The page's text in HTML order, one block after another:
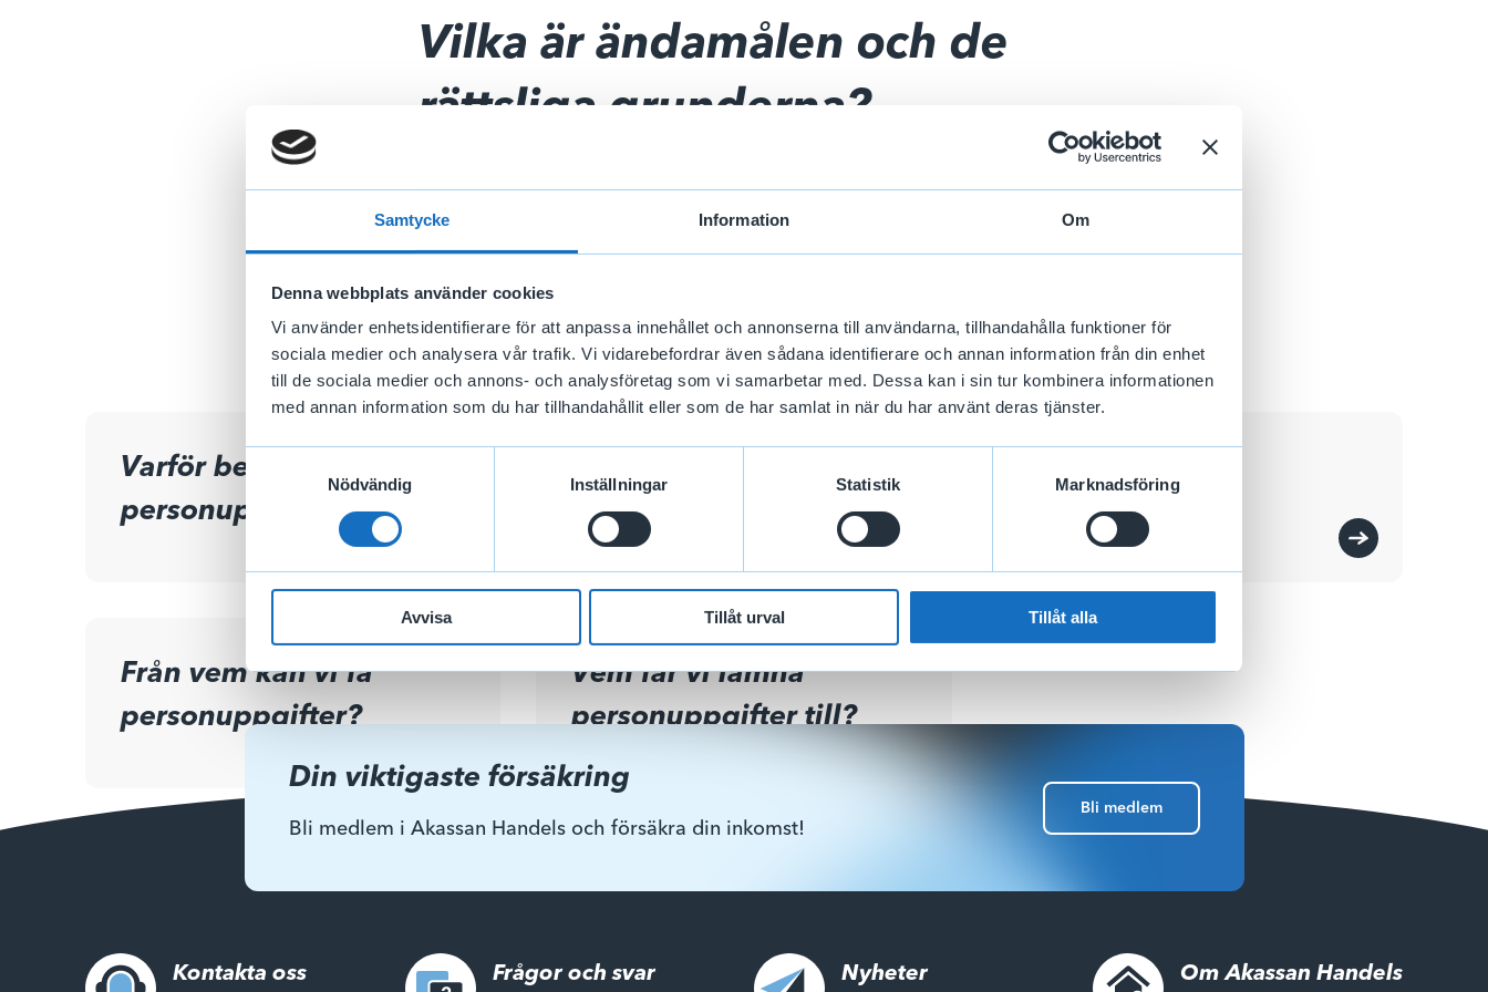
Samtycke Information Om
Denna webbplats använder cookies
Vi använder enhetsidentifierare för att anpassa innehållet och annonserna till användarna, tillhandahålla funktioner för
sociala medier och analysera vår trafik. Vi vidarebefordrar även sådana identifierare och annan information från din enhet
till de sociala medier och annons- och analysföretag som vi samarbetar med. Dessa kan i sin tur kombinera informationen
med annan information som du har tillhandahållit eller som de har samlat in när du har använt deras tjänster.
Samtyckesval
Nödvändig
Inställningar Statistik Marknadsföring
Avvisa Tillåt urval Tillåt alla
Vilka är ändamålen och de
rättsliga grunderna?
Läs sammanställningen →
Varför behandlar vi dina
personuppgifter?
de rättsliga grunderna?
rättigheter?
Från vem kan vi få
personuppgifter?
Vem får vi lämna
personuppgifter till?
Din viktigaste försäkring
Bli medlem i Akassan Handels och försäkra din inkomst!
Bli medlem
Kontakta oss Frågor och svar Nyheter Om Akassan Handels